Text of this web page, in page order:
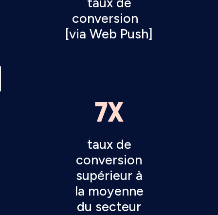
conversion
[via Web Push]
7X
taux de
conversion
supérieur à
la moyenne
du secteur